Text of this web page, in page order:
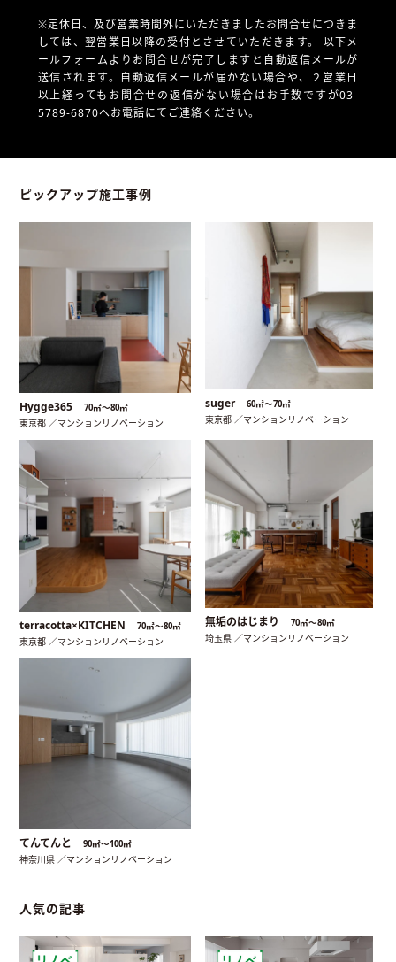
※定休日、及び営業時間外にいただきましたお問合せにつきま
しては、翌営業日以降の受付とさせていただきます。 以下メ
ールフォームよりお問合せが完了しますと自動返信メールが
送信されます。自動返信メールが届かない場合や、
２営業日
以上経ってもお問合せの返信がない場合はお手数ですが03-
5789-6870へお電話にてご連絡ください。
ピックアップ施工事例
Hygge365 70㎡〜80㎡
東京都 ／マンションリノベーション
suger 60㎡〜70㎡
東京都 ／マンションリノベーション
terracotta×KITCHEN 70㎡〜80㎡
東京都 ／マンションリノベーション
無垢のはじまり 70㎡〜80㎡
埼玉県 ／マンションリノベーション
てんてんと 90㎡〜100㎡
神奈川県 ／マンションリノベーション
人気の記事